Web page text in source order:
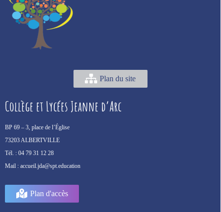
Plan du site
Collège et Lycées Jeanne d’Arc
BP 69 – 3, place de l’Église
73203 ALBERTVILLE
Tél. : 04 79 31 12 28
Mail : accueil.jda@spt.education
Plan d'accès